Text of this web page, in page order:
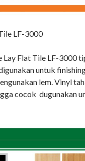
LF-3000
Lay Flat Tile LF-3000
untuk
lem. Vinyl
cocok dugunakan